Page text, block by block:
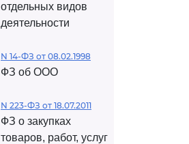
отдельных видов
деятельности
N 14-ФЗ от 08.02.1998
ФЗ об ООО
N 223-ФЗ от 18.07.2011
ФЗ о закупках
товаров, работ, услуг